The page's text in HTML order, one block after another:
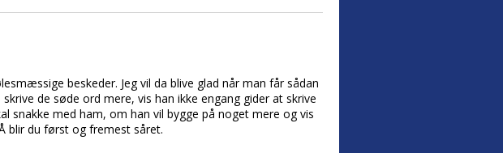
beskeder. Jeg vil da blive glad når man får sådan
de søde ord mere, vis han ikke engang gider at skrive
snakke med ham, om han vil bygge på noget mere og vis
blir du først og fremest såret.